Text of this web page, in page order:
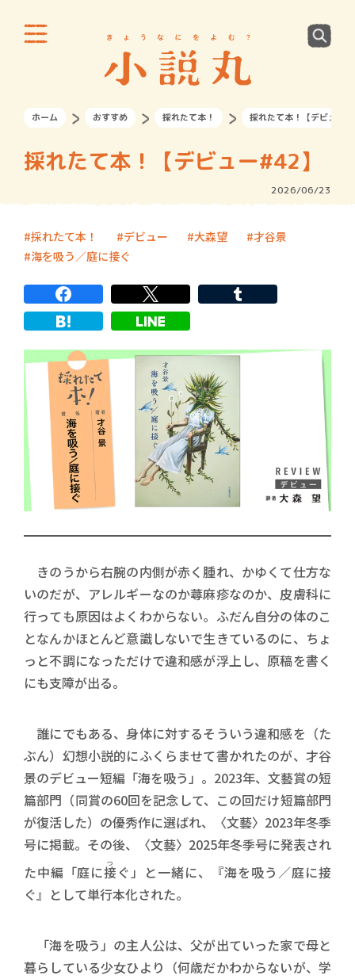
ホーム おすすめ 採れたて本！ 採れたて本！【デビュー
採れたて本！【デビュー#42】
2026/06/23
採れたて本！ デビュー 大森望
才谷景
海を吸う／庭に接ぐ
きのうから右腕の内側が赤く腫れ、かゆくて仕方な
いのだが、アレルギーなのか蕁麻疹なのか、皮膚科に
行っても原因はよくわからない。ふだん自分の体のこ
となんかほとんど意識しないで生きているのに、ちょ
っと不調になっただけで違和感が浮上し、原稿を書く
にも支障が出る。
誰にでもある、身体に対するそういう違和感を（た
ぶん）幻想小説的にふくらませて書かれたのが、才谷
景のデビュー短編「海を吸う」。2023年、文藝賞の短
篇部門（同賞の60回を記念して、この回だけ短篇部門
が復活した）の優秀作に選ばれ、〈文藝〉2023年冬季
号に掲載。その後、〈文藝〉2025年冬季号に発表され
た中編「庭に接
つ
ぐ」と一緒に、『海を吸う／庭に接
ぐ』として単行本化された。
「海を吸う」の主人公は、父が出ていった家で母と
暮らしている少女ひより（何歳だかわからないが、学